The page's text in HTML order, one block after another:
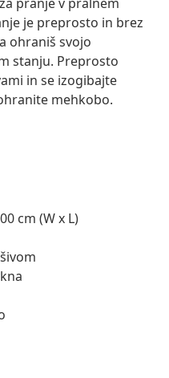
je preprosto in brez
ohraniš svojo
stanju. Preprosto
in se izogibajte
mehkobo.
cm (W x L)